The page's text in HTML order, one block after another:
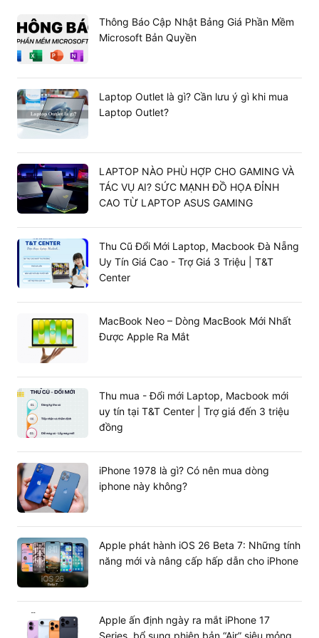
động khi xem phim. Máy cân tốt các tựa game đồ họa
nặng như Genshin Impact ở mức thiết lập cao với fps ổn
định. Qua bài test hỗn hợp (xem video, lướt web qua 5G,
8 đến 9 tiếng liên tục, đáp ứng trọn vẹn một ngày làm
việc.
So sánh iPad Air 11 inch 5G 256GB với
các đối thủ cùng phân khúc
Tiêu chí
iPad Air
11" M3
iPad Pro
11" M4
Samsung
Galaxy Tab S
Bộ vi xử lý
Apple M3
(8 nhân)
Apple M4 /
M2 chuyên
Snapdragon
Premium
nghệ màn
hình
Retina
(60Hz)
Ultra
Retina
XDR
AMOLED 2X
Dung
lượng
RAM/ROM
256GB
256GB
8GB hoặc
12GB /
256GB
Hệ kết nối
di động
5G Sub-6
/ eSIM
cao / eSIM
lý + eSIM
Hệ sinh
thái ứng
dụng
Tối ưu
hóa công
Chuyên
Hỗ trợ giao
Sự khác biệt cốt lõi giữa dòng Air và dòng Pro
tiền nhiệm
Điểm phân cấp rõ nhất nằm ở màn hình: iPad Air dùng
tần số quét 60Hz, trong khi dòng Pro có ProMotion
120Hz và cảm biến LiDAR. Tuy nhiên, giá dòng Pro đắt
hơn vài triệu đồng. Với nhân viên văn phòng hoặc học
Thông Báo Cập Nhật Bảng Giá Phần Mềm
Microsoft Bản Quyền
Laptop Outlet là gì? Cần lưu ý gì khi mua
Laptop Outlet?
LAPTOP NÀO PHÙ HỢP CHO GAMING VÀ
TÁC VỤ AI? SỨC MẠNH ĐỒ HỌA ĐỈNH
CAO TỪ LAPTOP ASUS GAMING
Thu Cũ Đổi Mới Laptop, Macbook Đà Nẵng
Uy Tín Giá Cao - Trợ Giá 3 Triệu | T&T
Center
MacBook Neo – Dòng MacBook Mới Nhất
Được Apple Ra Mắt
Thu mua - Đổi mới Laptop, Macbook mới
uy tín tại T&T Center | Trợ giá đến 3 triệu
đồng
iPhone 1978 là gì? Có nên mua dòng
iphone này không?
Apple phát hành iOS 26 Beta 7: Những tính
năng mới và nâng cấp hấp dẫn cho iPhone
Apple ấn định ngày ra mắt iPhone 17